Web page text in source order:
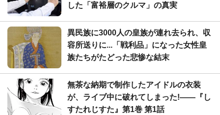
した「富裕層のクルマ」の真実
異民族に3000人の皇族が連れ去られ、収
容所送りに...「戦利品」になった女性皇
族たちがたどった悲惨な結末
無茶な納期で制作したアイドルの衣装
が、ライブ中に破れてしまった!――『し
すたれじすた』第1巻 第1話